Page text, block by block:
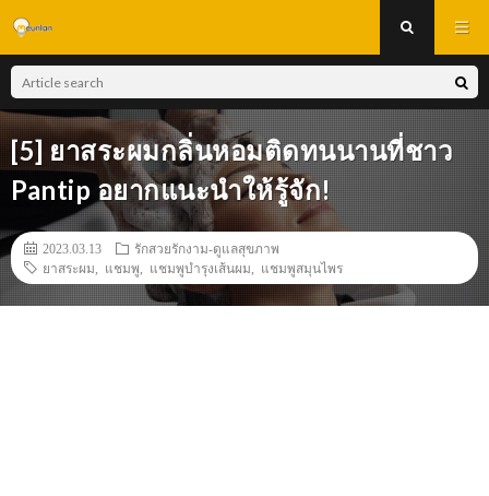
[5] ยาสระผมกลิ่นหอมติดทนนานที่ชาว
Pantip อยากแนะนำให้รู้จัก!
2023.03.13
รักสวยรักงาม-ดูแลสุขภาพ
ยาสระผม
แชมพู แชมพูบำรุงเส้นผม แชมพูสมุนไพร